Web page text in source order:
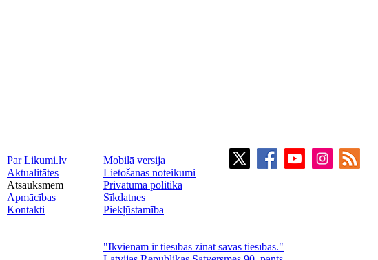
Par Likumi.lv
Aktualitātes
Atsauksmēm
Apmācības
Kontakti
Mobilā versija
Lietošanas noteikumi
Privātuma politika
Sīkdatnes
Piekļūstamība
"Ikvienam ir tiesības zināt savas tiesības."